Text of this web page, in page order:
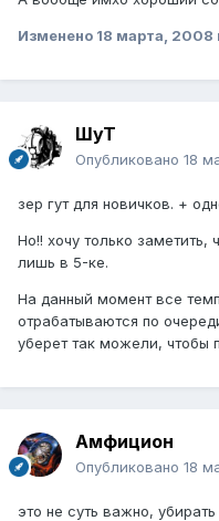
Изменено 18 марта, 2008
ШуТ
Опубликовано 18
зер гут для новичков. +
Но!! хочу только заметить,
лишь в 5-ке.
На данный момент все
отрабатываются по
уберет так можели, чтобы
Амфицион
Опубликовано 18
это не суть важно,